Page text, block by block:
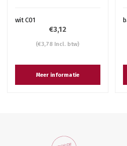
wit C01
€3,12
(€3,78 Incl. btw)
Meer informatie